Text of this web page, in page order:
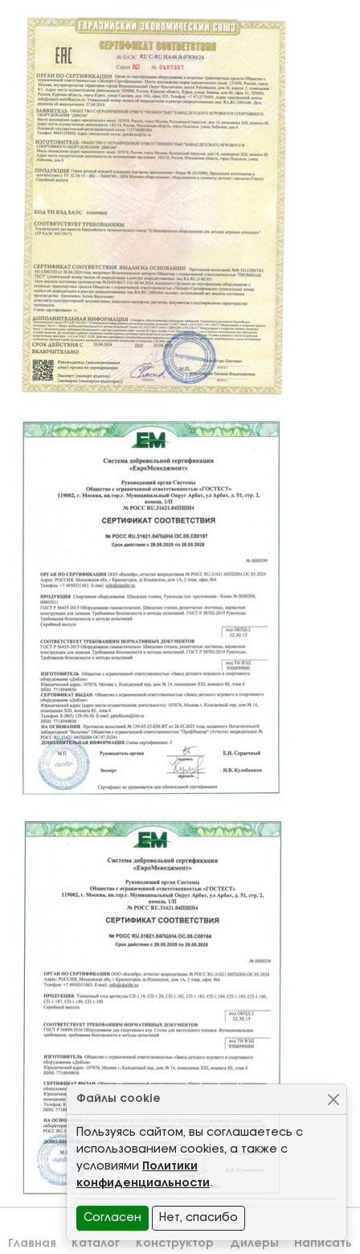
Файлы cookie
Пользуясь сайтом, вы соглашаетесь с
использованием cookies, а также с
условиями Политики
конфиденциальности.
Согласен Нет, спасибо
Главная Каталог Конструктор Дилеры Написать